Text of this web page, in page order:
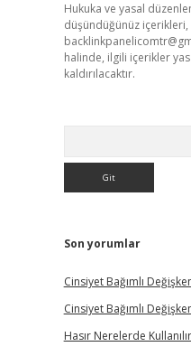
Hukuka ve yasal
düşündüğünüz içerikleri,
halinde, ilgili içerikler
kaldırılacaktır.
Son yorumlar
Cinsiyet Bağımlı
Cinsiyet Bağımlı
Hasır Nerelerde Kullanılır